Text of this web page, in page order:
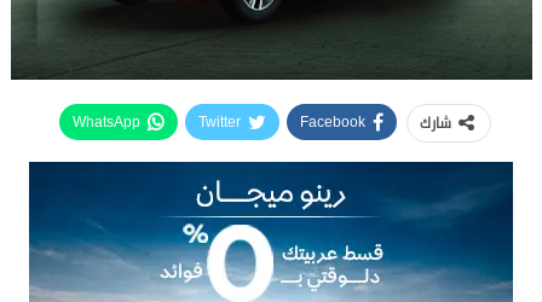
شارك Facebook
Twitter
WhatsApp